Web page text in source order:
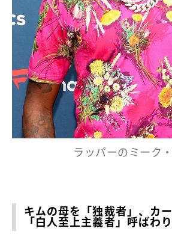
ラッパーのミーク
キムの母を「独裁者」、カ
「白人至上主義者」呼ばわり